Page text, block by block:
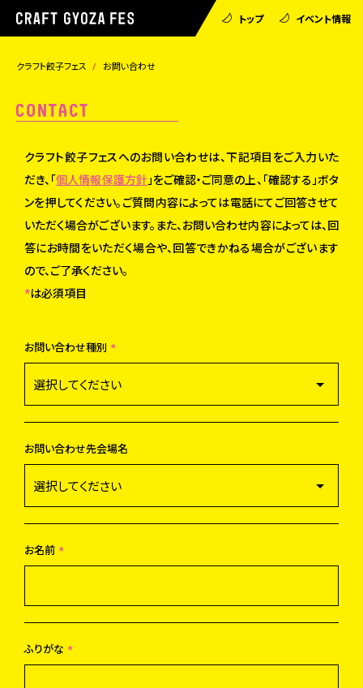
トップ イベント情報
クラフト餃子フェス お問い合わせ
クラフト餃子フェスへのお問い合わせは、下記項目をご入力いた
だき、「個人情報保護方針 」をご確認・ご同意の上、「確認する」ボタ
ンを押してください。ご質問内容によっては電話にてご回答させて
いただく場合がございます。また、お問い合わせ内容によっては、回
答にお時間をいただく場合や、回答できかねる場合がございます
ので、ご了承ください。
*は必須項目
お問い合わせ種別 *
お問い合わせ先会場名
お名前 *
ふりがな *